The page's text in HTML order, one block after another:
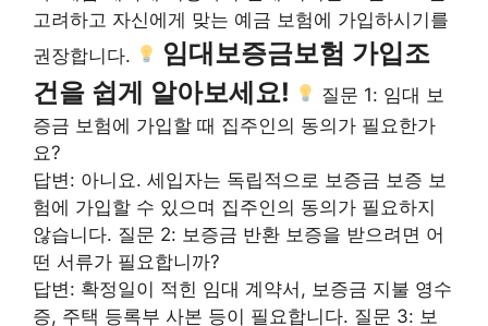
고려하고 자신에게 맞는 예금 보험에 가입하시기를
권장합니다.
임대보증금보험 가입조
건을 쉽게 알아보세요!
질문 1: 임대 보
증금 보험에 가입할 때 집주인의 동의가 필요한가
요?
답변: 아니요. 세입자는 독립적으로 보증금 보증 보
험에 가입할 수 있으며 집주인의 동의가 필요하지
않습니다. 질문 2: 보증금 반환 보증을 받으려면 어
떤 서류가 필요합니까?
답변: 확정일이 적힌 임대 계약서, 보증금 지불 영수
증, 주택 등록부 사본 등이 필요합니다. 질문 3: 보